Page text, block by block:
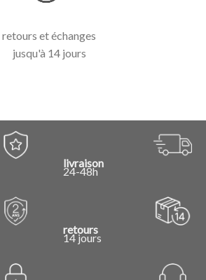
retours et échanges
jusqu'à 14 jours
livraison
24-48h
retours
14 jours